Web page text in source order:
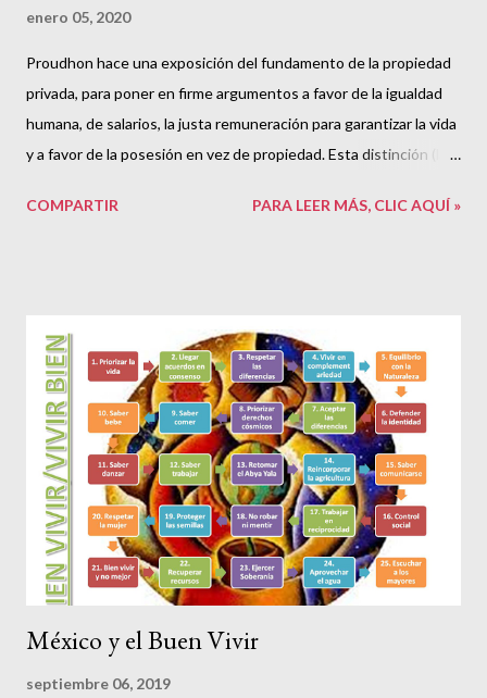
enero 05, 2020
Proudhon hace una exposición del fundamento de la propiedad
privada, para poner en firme argumentos a favor de la igualdad
humana, de salarios, la justa remuneración para garantizar la vida
y a favor de la posesión en vez de propiedad. Esta distinción (la
exposición. Procurando resolver preguntas económicas básicas
explica las rentas desde su nacimiento, explicando el albinagio
feudal. De corte utopista (véase Fourier y el falansterio ), este
escrito tiene bastante confianza en el avance infalible del
progreso humano, que 180 años después y con varios
retrocesos considerables a cuestas puede sonar algo extraño.
El escrito es crítico específicamente con ese socialismo, pero
por sus métodos, no por su bús...
COMPARTIR PARA LEER MÁS, CLIC AQUÍ »
México y el Buen Vivir
septiembre 06, 2019